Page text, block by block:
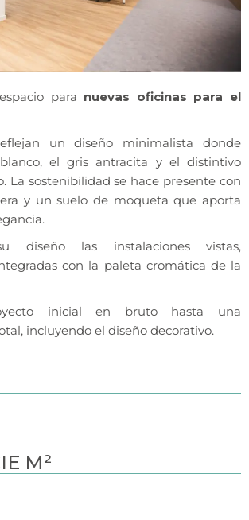
para nuevas oficinas para el
un diseño minimalista donde
el gris antracita y el distintivo
La sostenibilidad se hace presente con
y un suelo de moqueta que aporta
diseño las instalaciones vistas,
con la paleta cromática de la
inicial en bruto hasta una
incluyendo el diseño decorativo.
M²